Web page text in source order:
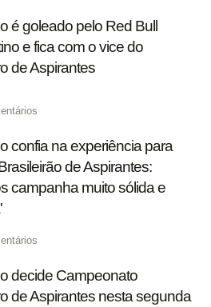
é goleado pelo Red Bull
e fica com o vice do
de Aspirantes
confia na experiência para
de Aspirantes:
campanha muito sólida e
decide Campeonato
de Aspirantes nesta segunda